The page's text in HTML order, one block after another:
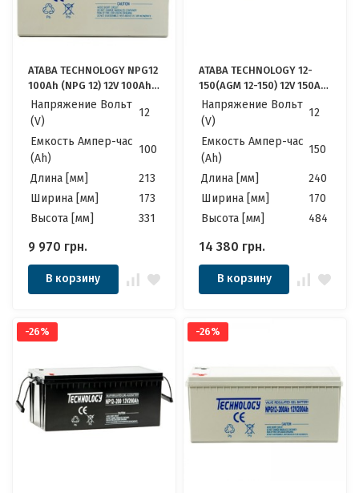
ATABA TECHNOLOGY NPG12
100Ah (NPG 12) 12V 100Ah,
12В 100Ач АКБ
Напряжение Вольт
(V)
12
Емкость Ампер-час
(Ah)
100
Длина [мм]
213
Ширина [мм]
173
Высота [мм]
331
9 970 грн.
В корзину
ATABA TECHNOLOGY 12-
150(AGM 12-150) 12V 150Ah,
12В 150Ач АКБ
Напряжение Вольт
(V)
12
Емкость Ампер-час
(Ah)
150
Длина [мм]
240
Ширина [мм]
170
Высота [мм]
484
14 380 грн.
В корзину
-26% -26%